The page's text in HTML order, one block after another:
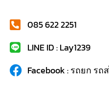
085 622 2251
LINE ID : Lay1239
Facebook : รถยก รถ